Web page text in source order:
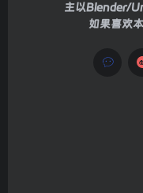
主以Blender/
如果喜欢